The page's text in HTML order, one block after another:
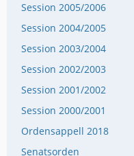
Session 2005/2006
Session 2004/2005
Session 2003/2004
Session 2002/2003
Session 2001/2002
Session 2000/2001
Ordensappell 2018
Senatsorden